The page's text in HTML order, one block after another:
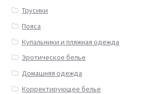
Трусики
Пояса
Купальники и пляжная одежда
Эротическое белье
Домашняя одежда
Корректирующее белье